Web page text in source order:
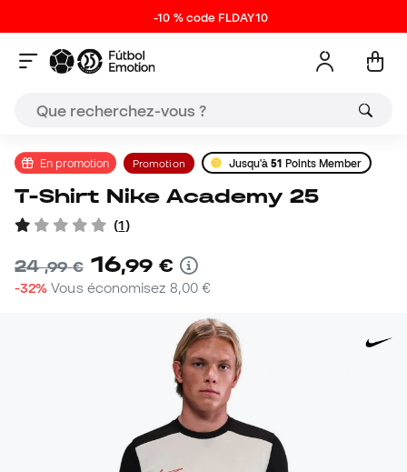
-10 % code FLDAY10
En promotion Promotion Jusqu'à51 Points Member
T-Shirt Nike Academy 25
(1)
24,99 € 16,99 €
-32% Vous économisez 8,00 €